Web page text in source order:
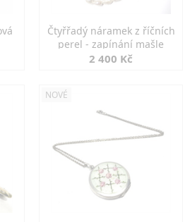
Čtyřřadý náramek z říčních
perel - zapínání mašle
2 400 Kč
NOVÉ